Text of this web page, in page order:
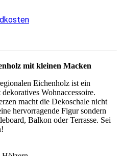
mit kleinen Macken
Eichenholz ist ein
Wohnaccessoire.
macht die Dekoschale nicht
hervorragende Figur sondern
Balkon oder Terrasse. Sei